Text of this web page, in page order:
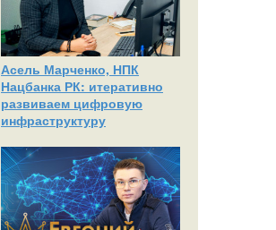
Асель Марченко, НПК
Нацбанка РК: итеративно
развиваем цифровую
инфраструктуру